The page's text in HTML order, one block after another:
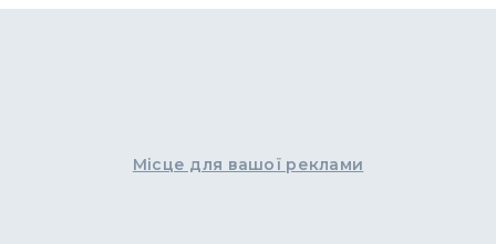
Місце для вашої реклами